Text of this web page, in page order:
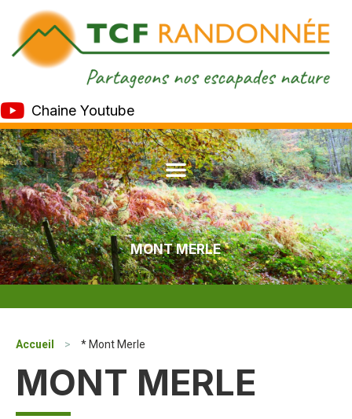
Chaine Youtube
MONT MERLE
Accueil > * Mont Merle
MONT MERLE